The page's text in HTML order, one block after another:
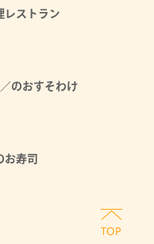
レストラン
のおすそわけ
お寿司